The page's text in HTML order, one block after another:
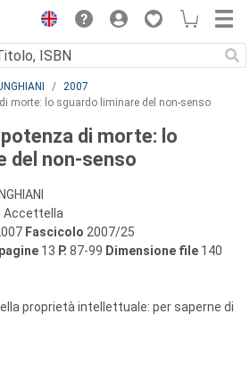
2007
morte: lo sguardo liminare del non-senso
di morte: lo
del non-senso
Accettella
Fascicolo 2007/25
13 P. 87-99 Dimensione file 140
proprietà intellettuale: per saperne di